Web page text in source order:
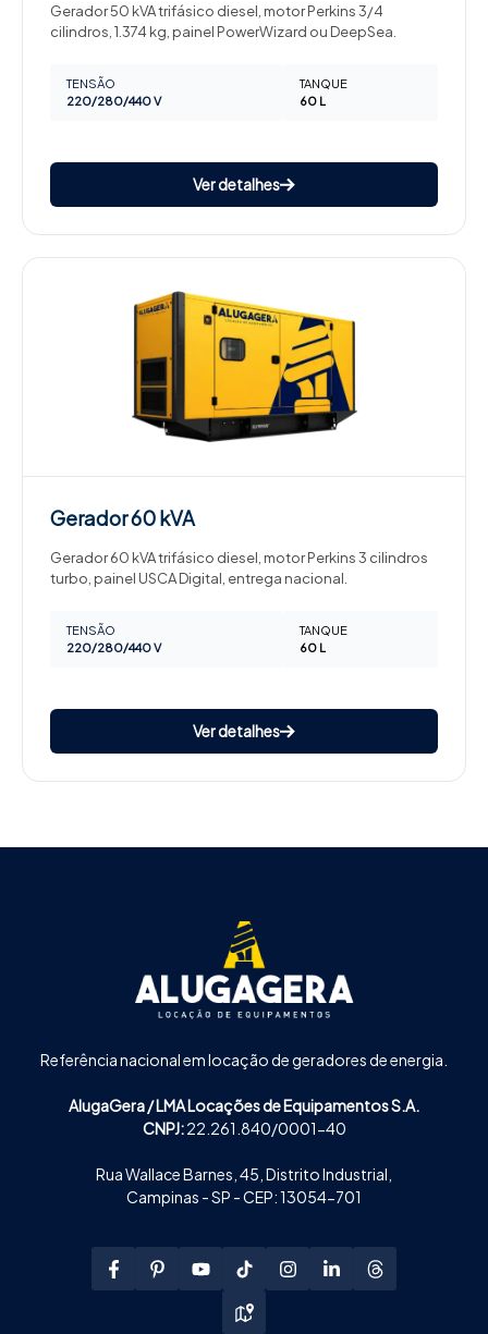
Gerador 50 kVA trifásico diesel, motor Perkins 3/4
cilindros, 1.374 kg, painel PowerWizard ou DeepSea.
TENSÃO
220/280/440 V
TANQUE
60 L
Ver detalhes
Gerador60 kVA
Gerador 60 kVA trifásico diesel, motor Perkins 3 cilindros
turbo, painel USCA Digital, entrega nacional.
TENSÃO
220/280/440 V
TANQUE
60 L
Ver detalhes
Referência nacional em locação de geradores de energia.
AlugaGera / LMA Locações de Equipamentos S.A.
CNPJ:22.261.840/0001-40
Rua Wallace Barnes, 45, Distrito Industrial,
Campinas - SP - CEP: 13054-701